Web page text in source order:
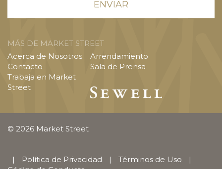
MÁS DE MARKET STREET
Acerca de Nosotros
Contacto
Trabaja en Market
Street
Arrendamiento
Sala de Prensa
© 2026 Market Street
| Política de Privacidad | Términos de Uso
|